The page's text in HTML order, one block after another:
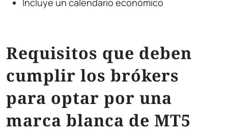
Incluye un calendario económico
Requisitos que deben
cumplir los brókers
para optar por una
marca blanca de MT5